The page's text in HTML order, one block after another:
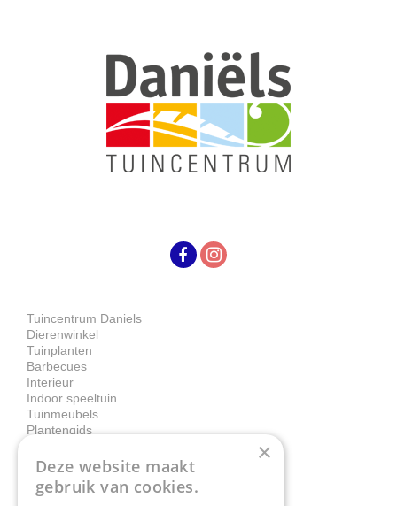
Tuincentrum Daniels
Dierenwinkel
Tuinplanten
Barbecues
Interieur
Indoor speeltuin
Tuinmeubels
Plantengids
Contact
×
Deze website maakt
gebruik van cookies.